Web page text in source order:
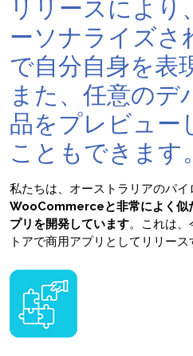
リリースにより
ーソナライズさ
で自分自身を表
また、任意のデ
品をプレビュー
こともできます。
私たちは、オーストラリアのパイ
WooCommerceと非常によく似
プリを開発しています。これは
トアで商用アプリとしてリリース